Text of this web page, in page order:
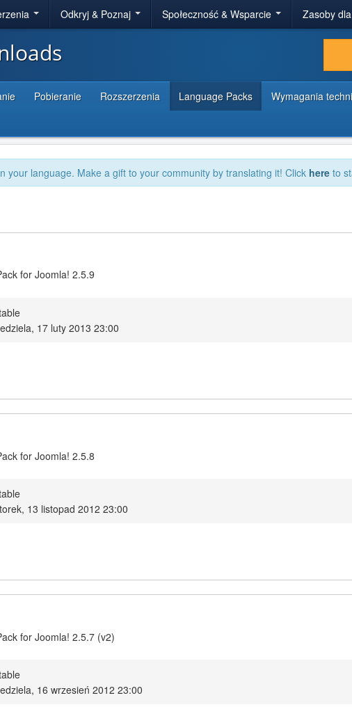
Odkryj & Poznaj Społeczność & Wsparcie Zasoby
Pobieranie Rozszerzenia Language Packs Wymagania
your language. Make a gift to your community by translating it! Click here to
for Joomla! 2.5.9
17 luty 2013 23:00
for Joomla! 2.5.8
13 listopad 2012 23:00
for Joomla! 2.5.7 (v2)
16 wrzesień 2012 23:00